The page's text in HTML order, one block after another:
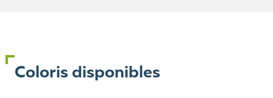
Coloris disponibles